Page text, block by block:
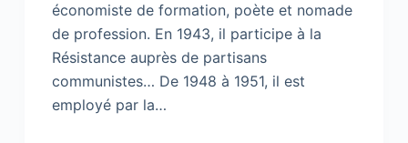
économiste de formation, poète et nomade
de profession. En 1943, il participe à la
Résistance auprès de partisans
communistes… De 1948 à 1951, il est
employé par la…